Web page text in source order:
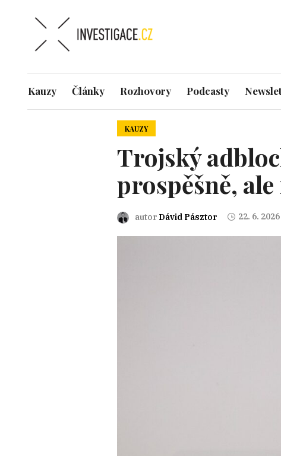
Kauzy Články Rozhovory Podcasty
KAUZY
Trojský
prospěšně,
autor Dávid Pásztor 22. 6. 2026